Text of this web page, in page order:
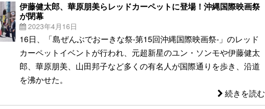
伊藤健太郎、華原朋美らレッドカーペットに登場！沖縄国際映画祭
が閉幕
2023年4月16日
16日、「島ぜんぶでおーきな祭-第15回沖縄国際映画祭-」のレッド
カーペットイベントが行われ、元超新星のユン・ソンモや伊藤健太
郎、華原朋美、山田邦子など多くの有名人が国際通りを歩き、沿道
を沸かせた。
続きを読む